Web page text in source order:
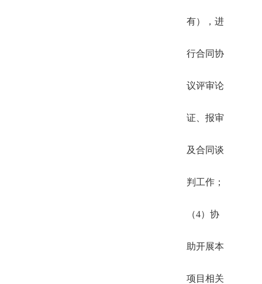
有），进
行合同协
议评审论
证、报审
及合同谈
判工作；
（4）协
助开展本
项目相关